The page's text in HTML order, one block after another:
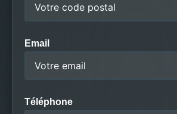
Email
Téléphone